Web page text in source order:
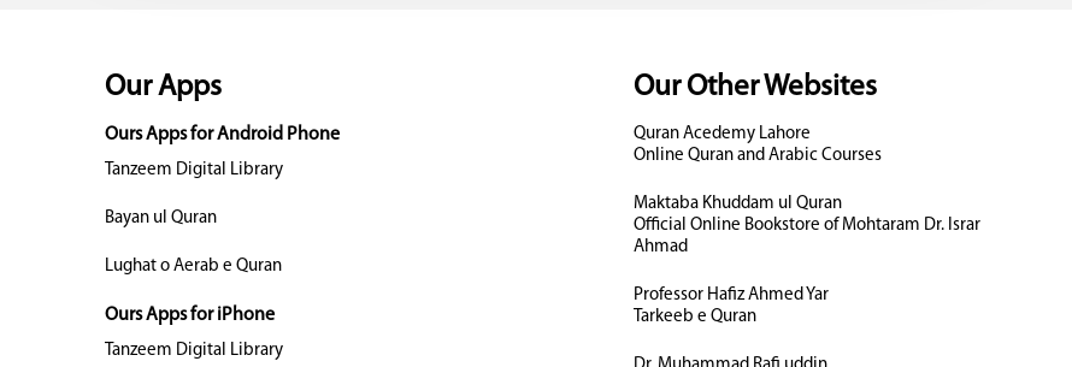
Our Other Websites
Quran Acedemy Lahore
Online Quran and Arabic Courses
Maktaba Khuddam ul Quran
Official Online Bookstore of Mohtaram Dr. Israr
Ahmad
Professor Hafiz Ahmed Yar
Tarkeeb e Quran
Our Apps
Ours Apps for Android Phone
Tanzeem Digital Library
Bayan ul Quran
Lughat o Aerab e Quran
Ours Apps for iPhone
Tanzeem Digital Library